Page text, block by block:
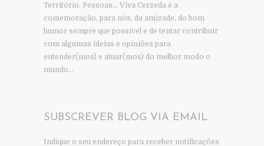
Território, Pessoas… Viva Cerzeda é a
comemoração, para nós, da amizade, do bom
humor sempre que possível e de tentar contribuir
com algumas ideias e opiniões para
entender(mos) e atuar(mos) do melhor modo o
mundo…
SUBSCREVER BLOG VIA EMAIL
Indique o seu endereço para receber notificações